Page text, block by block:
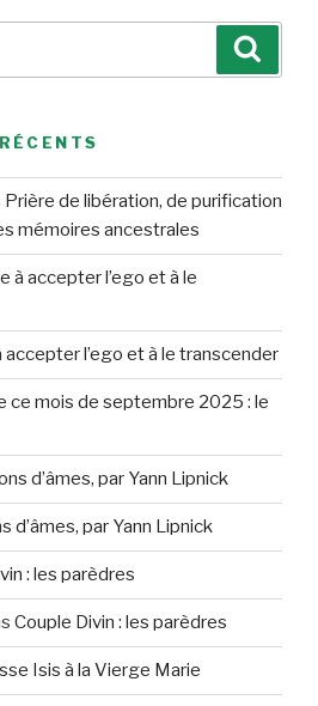
Prière de libération, de purification
mémoires ancestrales
à accepter l’ego et à le
l’ego et à le transcender
ce mois de septembre 2025 : le
d’âmes, par Yann Lipnick
d’âmes, par Yann Lipnick
: les parèdres
Couple Divin : les parèdres
Isis à la Vierge Marie